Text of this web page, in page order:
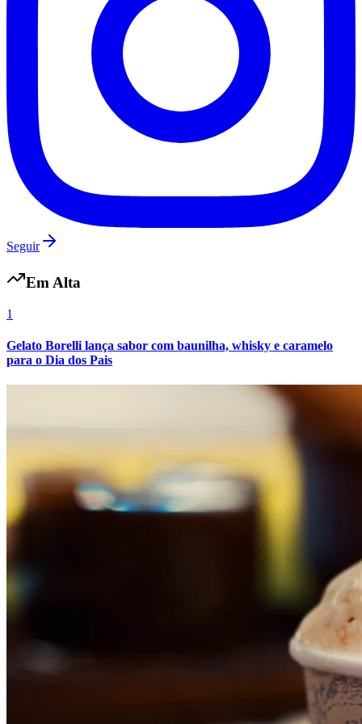
Botafogo
Seguir
Em Alta
1
Gelato Borelli lança sabor com baunilha, whisky e caramelo
para o Dia dos Pais